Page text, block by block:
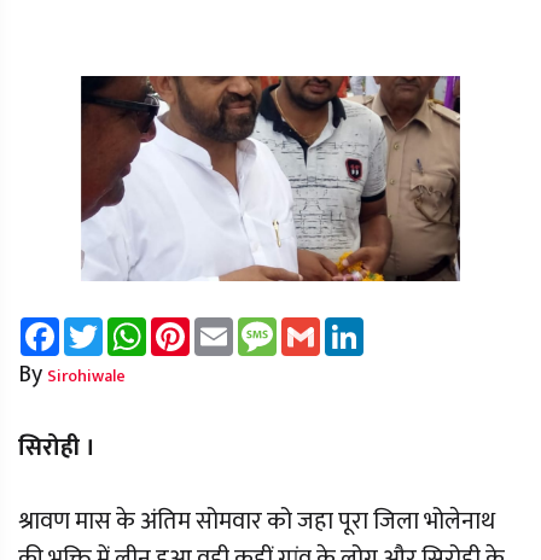
FacebookTwitterWhatsAppPinterest
Email Message
Gmail
By Sirohiwale
सिरोही ।
श्रावण मास के अंतिम सोमवार को जहा पूरा जिला भोलेनाथ